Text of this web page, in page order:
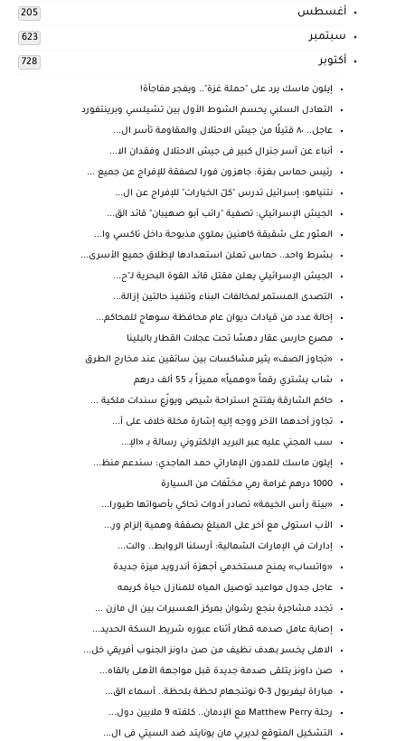
أغسطس 205
سبتمبر 623
أكتوبر 728
إيلون ماسك يرد على "حملة غزة".. ويفجر مفاجأة!
التعادل السلبي يحسم الشوط الأول بين تشيلسي وبرينتفورد
عاجل.. ٨٠ قتيلًا من جيش الاحتلال والمقاومة تأسر ال...
أنباء عن أسر جنرال كبير فى جيش الاحتلال وفقدان الا...
رئيس حماس بغزة: جاهزون فورا لصفقة للإفراج عن جميع ...
نتنياهو: إسرائيل تدرس "كلّ الخيارات" للإفراج عن ال...
الجيش الإسرائيلي: تصفية "راتب أبو صهيبان" قائد الق...
العثور على شقيقة كاهنين بملوي مذبوحة داخل تاكسي وا...
بشرط واحد.. حماس تعلن استعدادها لإطلاق جميع الأسرى...
الجيش الإسرائيلي يعلن مقتل قائد القوة البحرية لـ"ح...
التصدى المستمر لمخالفات البناء وتنفيذ حالتين إزالة...
إحالة عدد من قيادات ديوان عام محافظة سوهاج للمحاكم...
مصرع حارس عقار دهسًا تحت عجلات القطار بالبلينا
«تجاوز الصف» يثير مشاكسات بين سائقين عند مخارج الطرق
شاب يشتري رقماً «وهمياً» مميزاً بـ 55 ألف درهم
حاكم الشارقة يفتتح استراحة شيص ويوزّع سندات ملكية ...
تجاوز أحدهما الآخر ووجه إليه إشارة مخلة خلاف على أ...
سب المجني عليه عبر البريد الإلكتروني رسالة بـ «الإ...
إيلون ماسك للمدون الإماراتي حمد الماجدي: سندعم منظ...
1000 درهم غرامة رمي مخلّفات من السيارة
«بيئة رأس الخيمة» تصادر أدوات تحاكي بأصواتها طيورا...
الأب استولى مع آخر على المبلغ بصفقة وهمية إلزام ور...
إدارات في الإمارات الشمالية: أرسلنا الروابط.. والت...
«واتساب» يمنح مستخدمي أجهزة أندرويد ميزة جديدة
عاجل جدول مواعيد توصيل المياه للمنازل حياة كريمه
تجدد مشاجرة بنجع رشوان بمركز العسيرات بين ال مازن ...
إصابة عامل صدمه قطار أثناء عبوره شريط السكة الحديد...
الاهلى يخسر بهدف نظيف من صن داونز الجنوب أفريقي خل...
صن داونز يتلقى صدمة جديدة قبل مواجهة الأهلى بالقاه...
مباراة ليفربول 3-0 نوتنجهام لحظة بلحظة.. أسماء الق...
رحلة Matthew Perry مع الإدمان.. كلفته 9 ملايين دول...
التشكيل المتوقع لديربي مان يونايتد ضد السيتي فى ال...